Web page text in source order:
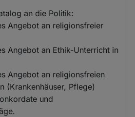
an die Politik:
Angebot an religionsfreier
Angebot an Ethik-Unterricht in
Angebot an religionsfreien
(Krankenhäuser, Pflege)
und